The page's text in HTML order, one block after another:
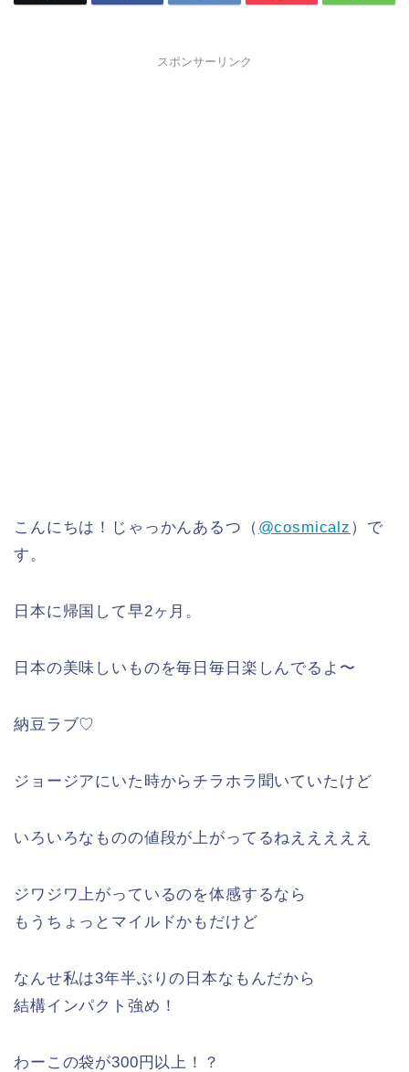
スポンサーリンク
こんにちは！じゃっかんあるつ（ @cosmicalz ）で
す。
日本に帰国して早2ヶ月。
日本の美味しいものを毎日毎日楽しんでるよ〜
納豆ラブ♡
ジョージアにいた時からチラホラ聞いていたけど
いろいろなものの値段が上がってるねえええええ
ジワジワ上がっているのを体感するなら
もうちょっとマイルドかもだけど
なんせ私は3年半ぶりの日本なもんだから
結構インパクト強め！
わーこの袋が300円以上！？